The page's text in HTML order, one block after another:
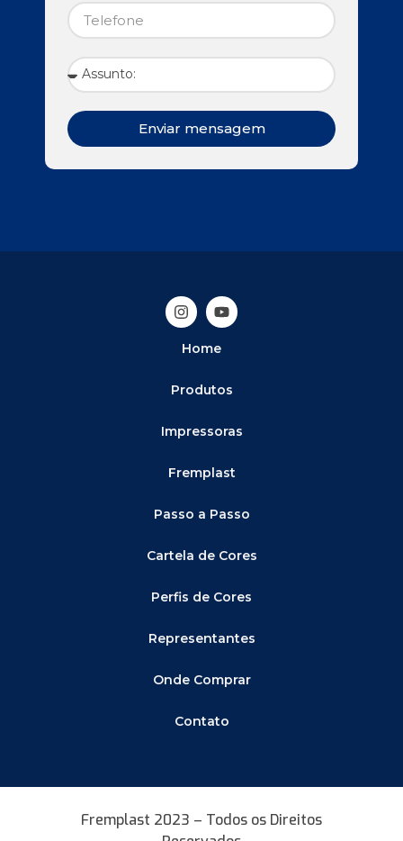
Enviar mensagem
Home
Produtos
Impressoras
Fremplast
Passo a Passo
Cartela de Cores
Perfis de Cores
Representantes
Onde Comprar
Contato
Fremplast 2023 – Todos os Direitos